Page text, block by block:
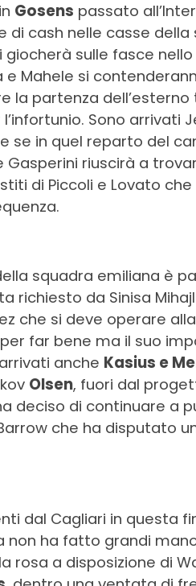
Gosens passato
di cash nelle casse della
sulle fasce
e Mahele si
la partenza dell’esterno
Sono arrivati
se in quel reparto del
riuscirà a
di Piccoli e Lovato
squadra emiliana è
richiesto da Sinisa
che si deve operare
far bene ma il suo
anche Kasius e
Olsen, fuori dal
deciso di continuare a
che ha disputato
dal Cagliari in questa
non ha fatto grandi
rosa a disposizione di